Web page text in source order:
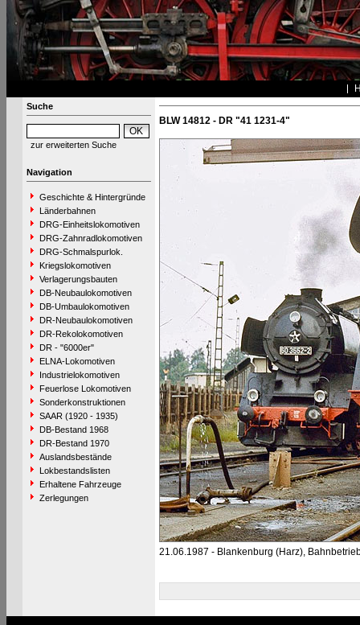
Suche
zur erweiterten Suche
Navigation
Geschichte & Hintergründe
Länderbahnen
DRG-Einheitslokomotiven
DRG-Zahnradlokomotiven
DRG-Schmalspurlok.
Kriegslokomotiven
Verlagerungsbauten
DB-Neubaulokomotiven
DB-Umbaulokomotiven
DR-Neubaulokomotiven
DR-Rekolokomotiven
DR - "6000er"
ELNA-Lokomotiven
Industrielokomotiven
Feuerlose Lokomotiven
Sonderkonstruktionen
SAAR (1920 - 1935)
DB-Bestand 1968
DR-Bestand 1970
Auslandsbestände
Lokbestandslisten
Erhaltene Fahrzeuge
Zerlegungen
BLW 14812 - DR "41 1231-4"
21.06.1987 - Blankenburg (Harz),